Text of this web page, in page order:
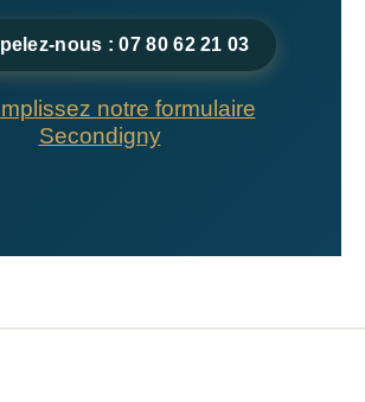
nous : 07 80 62 21 03
notre formulaire
Secondigny